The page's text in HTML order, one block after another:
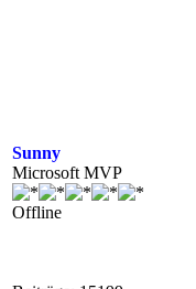
Sunny
Microsoft MVP
Offline